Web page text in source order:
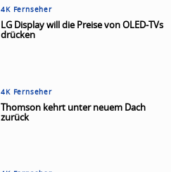
4K Fernseher
LG Display will die Preise von OLED-TVs
drücken
4K Fernseher
Thomson kehrt unter neuem Dach
zurück